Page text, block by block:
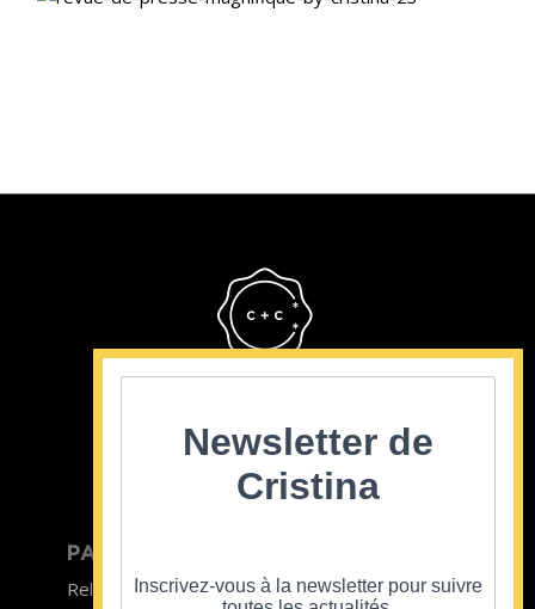
PARTICULIER
Relooking homme
Team Building
Newsletter de
Cristina
Inscrivez-vous à la newsletter pour suivre